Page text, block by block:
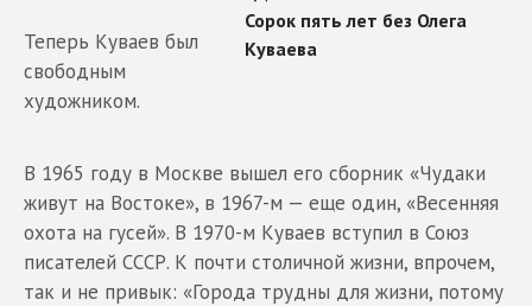
Теперь Куваев был
свободным
художником.
В 1965 году в Москве вышел его сборник «Чудаки
живут на Востоке», в 1967-м — еще один, «Весенняя
охота на гусей». В 1970-м Куваев вступил в Союз
писателей СССР. К почти столичной жизни, впрочем,
так и не привык: «Города трудны для жизни, потому